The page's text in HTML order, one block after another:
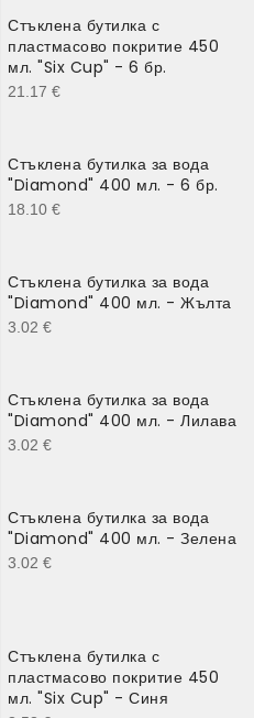
Стъклена бутилка с
пластмасово покритие 450
мл. "Six Cup" - 6 бр.
21.17 €
Стъклена бутилка за вода
"Diamond" 400 мл. - 6 бр.
18.10 €
Стъклена бутилка за вода
"Diamond" 400 мл. - Жълта
3.02 €
Стъклена бутилка за вода
"Diamond" 400 мл. - Лилава
3.02 €
Стъклена бутилка за вода
"Diamond" 400 мл. - Зелена
3.02 €
Стъклена бутилка с
пластмасово покритие 450
мл. "Six Cup" - Синя